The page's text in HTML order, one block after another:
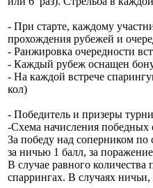
- При старте, каждому
прохождения рубежей и
- Ранжировка очередности
- Каждый рубеж оснащен
- На каждой встрече
кол)
- Победитель и призеры
-Схема начисления победных
За победу над соперником по
за ничью 1 балл, за
В случае равного количества
спаррингах. В случаях ничьи,